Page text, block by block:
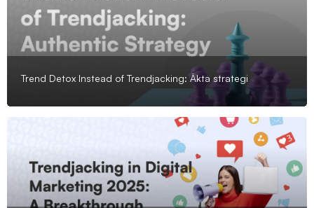
Trend Detox Instead of Trendjacking: Äkta strategi